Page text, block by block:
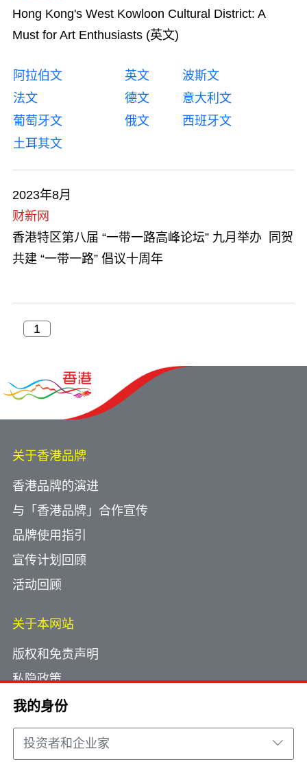
我的身份
投资者和企业家
Hong Kong's West Kowloon Cultural District: A
Must for Art Enthusiasts (英文)
阿拉伯文 英文
波斯文
法文
德文
意大利文
葡萄牙文
俄文
西班牙文
土耳其文
2023年8月
财新网
香港特区第八届 “一带一路高峰论坛” 九月举办 同贺
共建 “一带一路” 倡议十周年
关于香港品牌
香港品牌的演进
与「香港品牌」合作宣传
品牌使用指引
宣传计划回顾
活动回顾
关于本网站
版权和免责声明
私隐政策
使用小型文字档案
网页指南
联络我们